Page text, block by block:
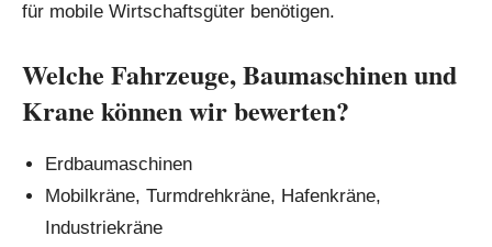
für mobile Wirtschaftsgüter benötigen.
Welche Fahrzeuge, Baumaschinen und
Krane können wir bewerten?
Erdbaumaschinen
Mobilkräne, Turmdrehkräne, Hafenkräne,
Industriekräne